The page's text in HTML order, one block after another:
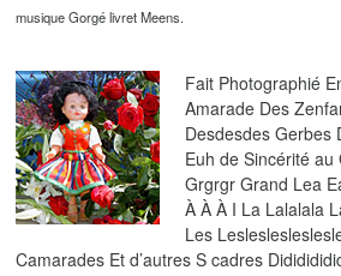
musique Gorgé livret Meens.
Fait Photographié
Amarade Des
Desdesdes Gerbes
Euh de Sincérité
Grgrgr Grand Lea
À À À I La Lalalala
Les
Camarades Et d’autres S cadres